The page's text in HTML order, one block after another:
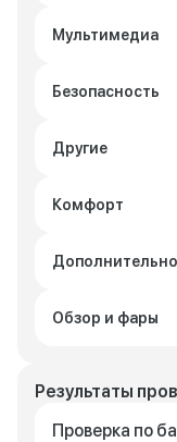
Мультимедиа
Безопасность
Другие
Комфорт
Дополнительно
Обзор и фары
Результаты
Проверка по